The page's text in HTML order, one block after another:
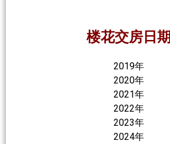
楼花交房日期
2019年
2020年
2021年
2022年
2023年
2024年